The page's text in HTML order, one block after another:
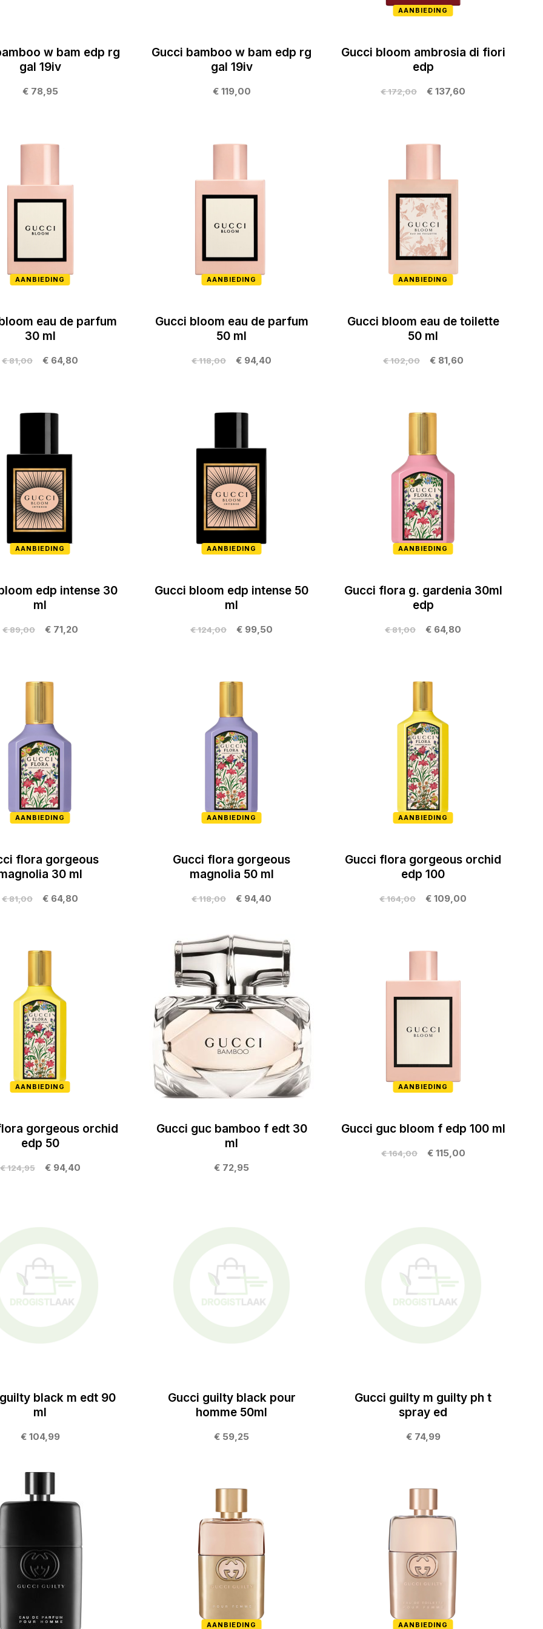
w bam edp rg
gal 19iv
€ 78,95
Gucci bamboo w bam edp rg
gal 19iv
€ 119,00
AANBIEDING
Gucci bloom ambrosia di fiori
edp
€ 137,60
€ 172,00
AANBIEDING
eau de parfum
30 ml
€ 64,80
€ 81,00
AANBIEDING
Gucci bloom eau de parfum
50 ml
€ 94,40
€ 118,00
AANBIEDING
Gucci bloom eau de toilette
50 ml
€ 81,60
€ 102,00
AANBIEDING
edp intense 30
ml
€ 71,20
€ 89,00
AANBIEDING
Gucci bloom edp intense 50
ml
€ 99,50
€ 124,00
AANBIEDING
Gucci flora g. gardenia 30ml
edp
€ 64,80
€ 81,00
AANBIEDING
flora gorgeous
30 ml
€ 64,80
€ 81,00
AANBIEDING
Gucci flora gorgeous
magnolia 50 ml
€ 94,40
€ 118,00
AANBIEDING
Gucci flora gorgeous orchid
edp 100
€ 109,00
€ 164,00
AANBIEDING
gorgeous orchid
edp 50
€ 94,40
€ 124,95
Gucci guc bamboo f edt 30
ml
€ 72,95
AANBIEDING
Gucci guc bloom f edp 100 ml
€ 115,00
€ 164,00
black m edt 90
ml
€ 104,99
Gucci guilty black pour
homme 50ml
€ 59,25
Gucci guilty m guilty ph t
spray ed
€ 74,99
AANBIEDING AANBIEDING